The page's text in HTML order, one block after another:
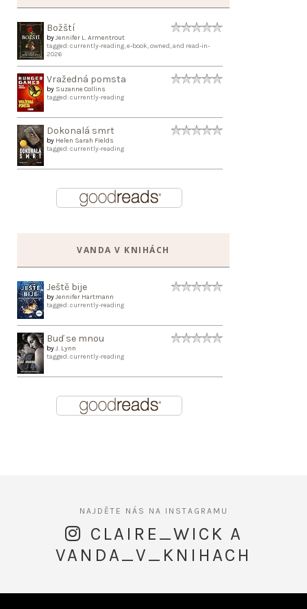
Božští
byJennifer L. Armentrout
tagged: currently-reading, e-book, owned, and read-in-
2026
Vražedná pomsta
by Suzanne Collins
tagged: currently-reading
Dokonalá smrt
by Helen Sarah Fields
tagged: currently-reading
VANDA V KNIHÁCH
Ještě bije
byJennifer Hartmann
tagged: currently-reading
Buď se mnou
byJ. Lynn
tagged: currently-reading
CLAIRE_WICK A
VANDA_V_KNIHACH